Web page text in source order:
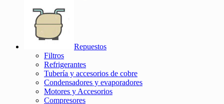
Repuestos
Filtros
Refrigerantes
Tubería y accesorios de cobre
Condensadores y evaporadores
Motores y Accesorios
Compresores